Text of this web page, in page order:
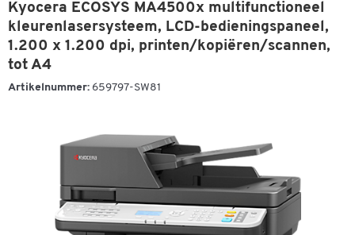
Kyocera ECOSYS MA4500x multifunctioneel
kleurenlasersysteem, LCD-bedieningspaneel,
1.200 x 1.200 dpi, printen/kopiëren/scannen,
tot A4
Artikelnummer: 659797-SW81